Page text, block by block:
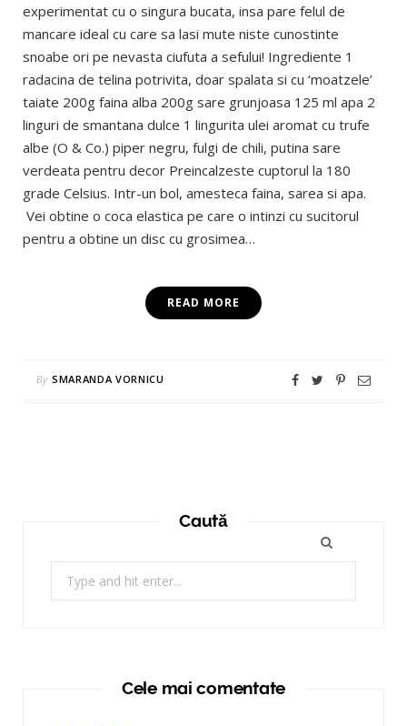
experimentat cu o singura bucata, insa pare felul de
mancare ideal cu care sa lasi mute niste cunostinte
snoabe ori pe nevasta ciufuta a sefului! Ingrediente 1
radacina de telina potrivita, doar spalata si cu ‘moatzele’
taiate 200g faina alba 200g sare grunjoasa 125 ml apa 2
linguri de smantana dulce 1 lingurita ulei aromat cu trufe
albe (O & Co.) piper negru, fulgi de chili, putina sare
verdeata pentru decor Preincalzeste cuptorul la 180
grade Celsius. Intr-un bol, amesteca faina, sarea si apa.
Vei obtine o coca elastica pe care o intinzi cu sucitorul
pentru a obtine un disc cu grosimea…
READ MORE
By SMARANDA VORNICU
Caută
for:
Cele mai comentate